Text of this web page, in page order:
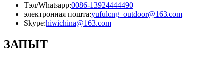
Тэл/Whatsapp:0086-13924444490
электронная пошта:yufulong_outdoor@163.com
Skype:hiwichina@163.com
ЗАПЫТ